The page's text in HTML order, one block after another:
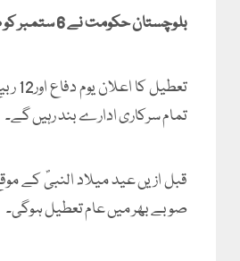
بلوچستان حکومت نے 6 ستمبر کو صوبے بھر میں عام تعطیل کا اعلان کردیا۔
تمام سرکاری ادارے بند رہیں گے۔
صوبے بھر میں عام تعطیل ہوگی۔